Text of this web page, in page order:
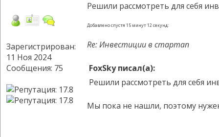
Зарегистрирован:
11 Ноя 2024
Сообщения: 75
Решили рассмотреть для себя
Добавлено спустя 15 минут 12 секунд:
Re: Инвестиции в стартап
FoxSky писал(а):
Решили рассмотреть для себя
Мы пока не нашли, поэтому